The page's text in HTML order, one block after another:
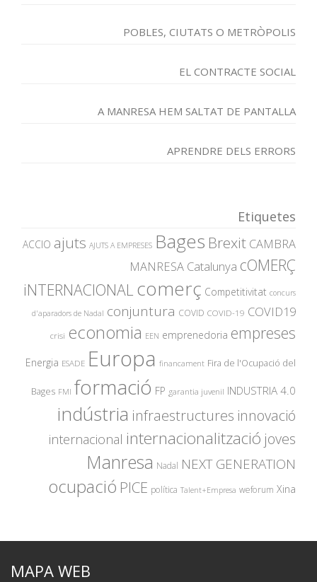
POBLES, CIUTATS O METRÒPOLIS
EL CONTRACTE SOCIAL
A MANRESA HEM SALTAT DE PANTALLA
APRENDRE DELS ERRORS
Etiquetes
ACCIO ajuts AJUTS A EMPRESES Bages Brexit CAMBRA
MANRESA Catalunya cOMERÇ
iNTERNACIONAL comerç Competitivitat concurs
d'aparadors de Nadal conjuntura COVID COVID-19 COVID19
crisi economia EEN emprenedoria empreses
Energia ESADE Europa financament Fira de l'Ocupació del
Bages FMI formació FP garantia juvenil INDUSTRIA 4.0
indústria infraestructures innovació
internacional internacionalització joves
Manresa Nadal NEXT GENERATION
ocupació PICE política Talent+Empresa weforum Xina
MAPA WEB